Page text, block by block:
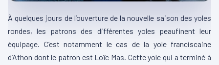
À quelques jours de l’ouverture de la nouvelle saison des yoles
rondes, les patrons des différentes yoles peaufinent leur
équipage. C’est notamment le cas de la yole franciscaine
d’Athon dont le patron est Loïc Mas. Cette yole qui a terminé à